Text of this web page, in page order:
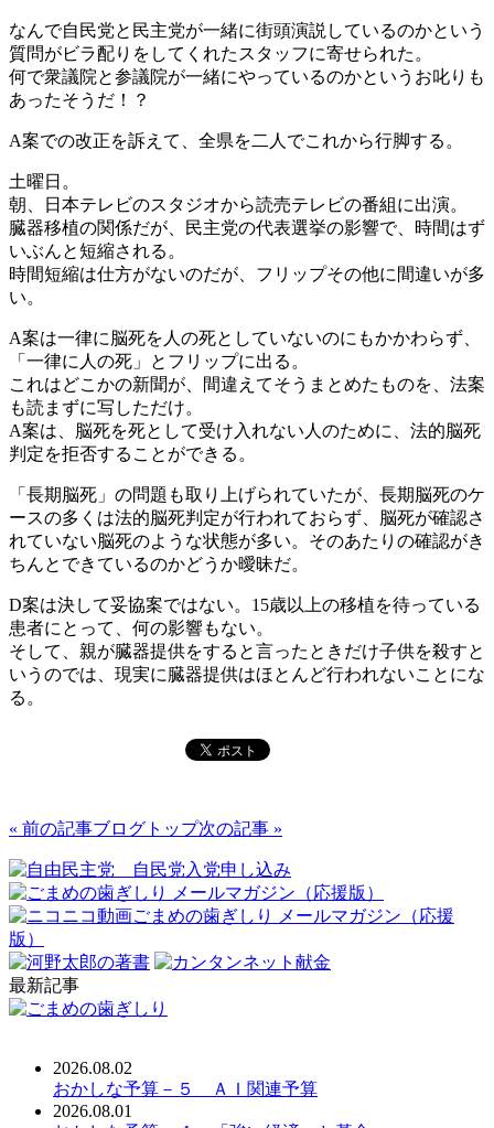
なんで自民党と民主党が一緒に街頭演説しているのかという
質問がビラ配りをしてくれたスタッフに寄せられた。
何で衆議院と参議院が一緒にやっているのかというお叱りも
あったそうだ！？
A案での改正を訴えて、全県を二人でこれから行脚する。
土曜日。
朝、日本テレビのスタジオから読売テレビの番組に出演。
臓器移植の関係だが、民主党の代表選挙の影響で、時間はず
いぶんと短縮される。
時間短縮は仕方がないのだが、フリップその他に間違いが多
い。
A案は一律に脳死を人の死としていないのにもかかわらず、
「一律に人の死」とフリップに出る。
これはどこかの新聞が、間違えてそうまとめたものを、法案
も読まずに写しただけ。
A案は、脳死を死として受け入れない人のために、法的脳死
判定を拒否することができる。
「長期脳死」の問題も取り上げられていたが、長期脳死のケ
ースの多くは法的脳死判定が行われておらず、脳死が確認さ
れていない脳死のような状態が多い。そのあたりの確認がき
ちんとできているのかどうか曖昧だ。
D案は決して妥協案ではない。15歳以上の移植を待っている
患者にとって、何の影響もない。
そして、親が臓器提供をすると言ったときだけ子供を殺すと
いうのでは、現実に臓器提供はほとんど行われないことにな
る。
« 前の記事ブログトップ次の記事 »
最新記事
2026.08.02
おかしな予算－５ ＡＩ関連予算
2026.08.01